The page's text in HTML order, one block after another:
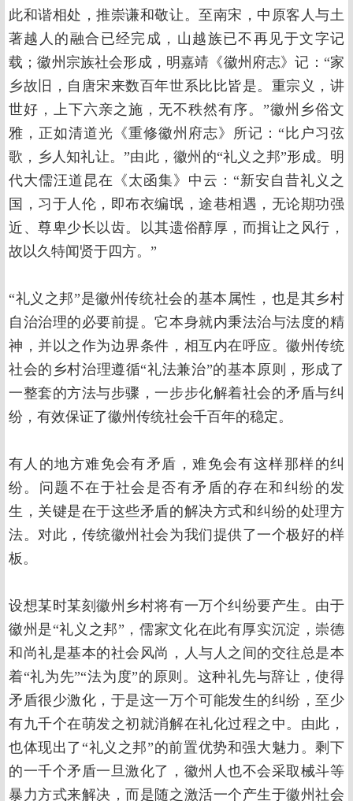
此和谐相处，推崇谦和敬让。至南宋，中原客人与土
著越人的融合已经完成，山越族已不再见于文字记
载；徽州宗族社会形成，明嘉靖《徽州府志》记：“家
乡故旧，自唐宋来数百年世系比比皆是。重宗义，讲
世好，上下六亲之施，无不秩然有序。”徽州乡俗文
雅，正如清道光《重修徽州府志》所记：“比户习弦
歌，乡人知礼让。”由此，徽州的“礼义之邦”形成。明
代大儒汪道昆在《太函集》中云：“新安自昔礼义之
国，习于人伦，即布衣编氓，途巷相遇，无论期功强
近、尊卑少长以齿。以其遗俗醇厚，而揖让之风行，
故以久特闻贤于四方。”
“礼义之邦”是徽州传统社会的基本属性，也是其乡村
自治治理的必要前提。它本身就内秉法治与法度的精
神，并以之作为边界条件，相互内在呼应。徽州传统
社会的乡村治理遵循“礼法兼治”的基本原则，形成了
一整套的方法与步骤，一步步化解着社会的矛盾与纠
纷，有效保证了徽州传统社会千百年的稳定。
有人的地方难免会有矛盾，难免会有这样那样的纠
纷。问题不在于社会是否有矛盾的存在和纠纷的发
生，关键是在于这些矛盾的解决方式和纠纷的处理方
法。对此，传统徽州社会为我们提供了一个极好的样
板。
设想某时某刻徽州乡村将有一万个纠纷要产生。由于
徽州是“礼义之邦”，儒家文化在此有厚实沉淀，崇德
和尚礼是基本的社会风尚，人与人之间的交往总是本
着“礼为先”“法为度”的原则。这种礼先与辞让，使得
矛盾很少激化，于是这一万个可能发生的纠纷，至少
有九千个在萌发之初就消解在礼化过程之中。由此，
也体现出了“礼义之邦”的前置优势和强大魅力。剩下
的一千个矛盾一旦激化了，徽州人也不会采取械斗等
暴力方式来解决，而是随之激活一个产生于徽州社会